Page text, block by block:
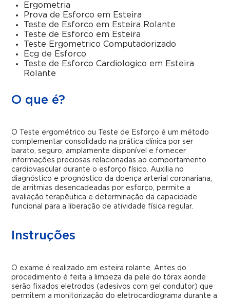
Ergometria
Prova de Esforco em Esteira
Teste de Esforco em Esteira Rolante
Teste de Esforco em Esteira
Teste Ergometrico Computadorizado
Ecg de Esforco
Teste de Esforco Cardiologico em Esteira
Rolante
O que é?
O Teste ergométrico ou Teste de Esforço é um método
complementar consolidado na prática clínica por ser
barato, seguro, amplamente disponível e fornecer
informações preciosas relacionadas ao comportamento
cardiovascular durante o esforço físico. Auxilia no
diagnóstico e prognóstico da doença arterial coronariana,
de arritmias desencadeadas por esforço, permite a
avaliação terapêutica e determinação da capacidade
funcional para a liberação de atividade física regular.
Instruções
O exame é realizado em esteira rolante. Antes do
procedimento é feita a limpeza da pele do tórax aonde
serão fixados eletrodos (adesivos com gel condutor) que
permitem a monitorização do eletrocardiograma durante a